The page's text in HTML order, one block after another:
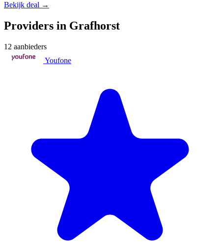
Bekijk deal →
Providers in Grafhorst
12 aanbieders
Youfone